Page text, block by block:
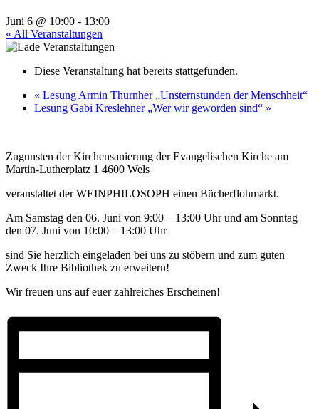
Juni 6 @ 10:00 - 13:00
« All Veranstaltungen
Diese Veranstaltung hat bereits stattgefunden.
« Lesung Armin Thurnher „Unsternstunden der Menschheit“
Lesung Gabi Kreslehner „Wer wir geworden sind“ »
Zugunsten der Kirchensanierung der Evangelischen Kirche am
Martin-Lutherplatz 1 4600 Wels
veranstaltet der WEINPHILOSOPH einen Bücherflohmarkt.
Am Samstag den 06. Juni von 9:00 – 13:00 Uhr und am Sonntag
den 07. Juni von 10:00 – 13:00 Uhr
sind Sie herzlich eingeladen bei uns zu stöbern und zum guten
Zweck Ihre Bibliothek zu erweitern!
Wir freuen uns auf euer zahlreiches Erscheinen!